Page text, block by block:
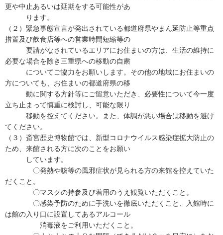
更や中止あるいは延期をする可能性があ
ります。
（２）緊急事態宣言が発出されている都道府県やまん延防止等重点
措置及び飲食店等への営業時間短縮等の
要請がなされているエリアにお住まいの方は、生活の維持に
必要な場合を除き三重県への移動の自粛
についてご協力をお願いします。その他の地域にお住まいの
方についても、お住まいの都道府県の移
動に関する方針等にご留意いただき、必要性について今一度
立ち止まって慎重に検討し、可能な限り
移動を控えてください。また、体調が悪い場合は移動を避け
てください。
（３）斎宮歴史博物館では、新型コロナウイルス感染症拡大防止の
ため、来館される方に次のことをお願い
しています。
〇発熱や咳等の風邪症状が見られる方の来館を控えていた
だくこと。
〇マスクの持参及び着用のうえ観覧いただくこと。
〇感染予防のために手洗いを徹底いただくこと、入館時に
は館の入り口に設置してあるアルコール
消毒液をご利用いただくこと。